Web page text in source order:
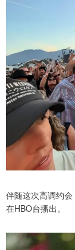
伴随这次高调约
在HBO台播出。